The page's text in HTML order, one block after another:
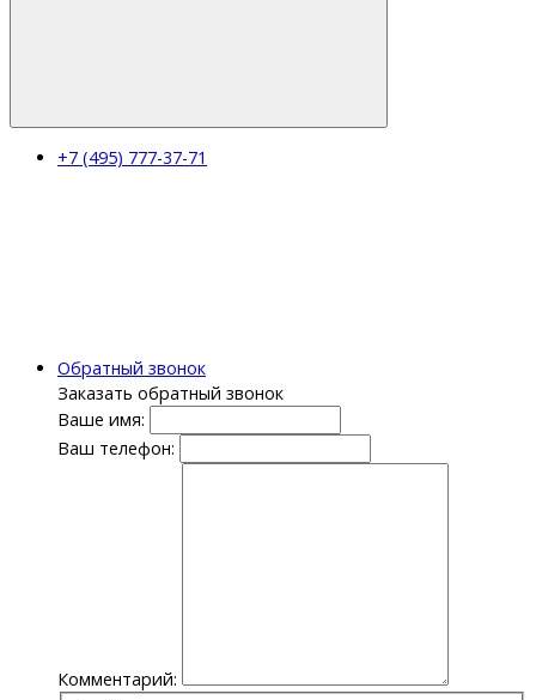
+7 (495) 777-37-71
Обратный звонок
Заказать обратный звонок
Ваше имя:
Ваш телефон:
Комментарий: